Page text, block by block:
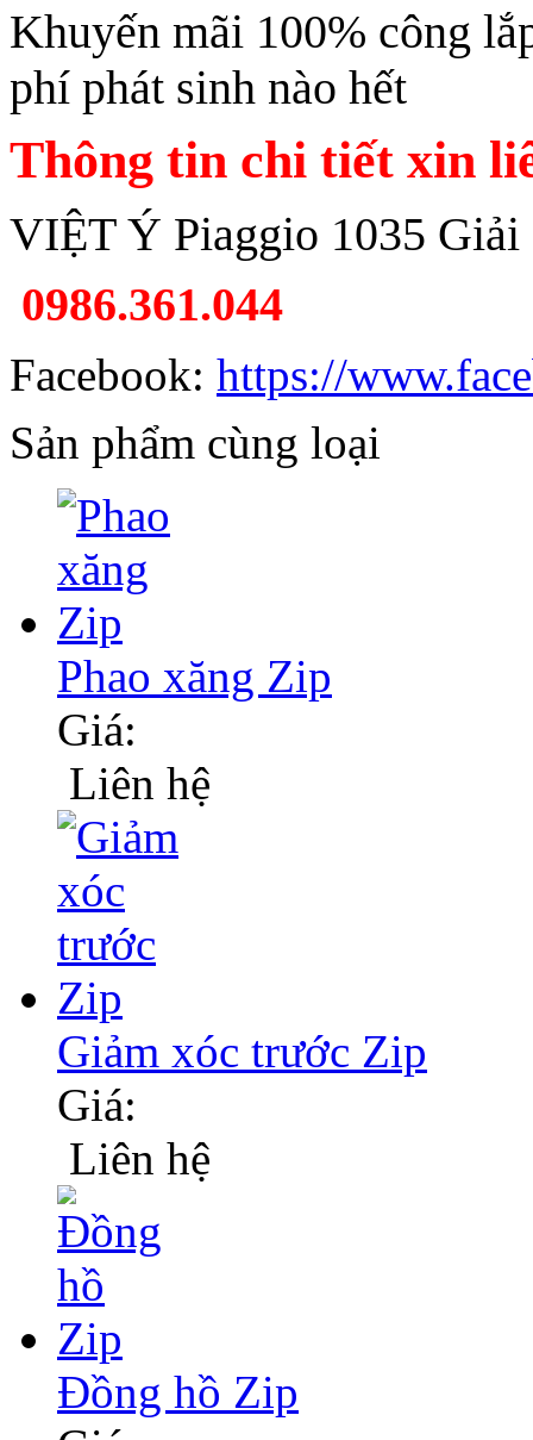
Khuyến mãi 100% công
phí phát sinh nào hết
Thông tin chi tiết xin
VIỆT Ý Piaggio 1035
0986.361.044
Facebook: https://
Sản phẩm cùng loại
Phao xăng Zip
Giá:
Liên hệ
Giảm xóc trước Zip
Giá:
Liên hệ
Đồng hồ Zip